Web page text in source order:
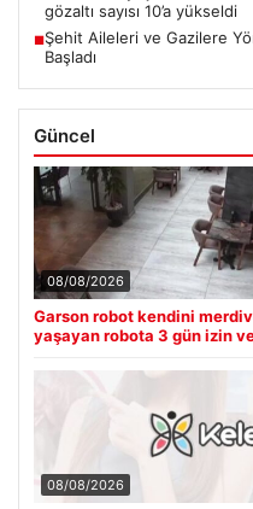
gözaltı sayısı 10’a yükseldi
■Şehit Aileleri ve Gazilere
Başladı
Güncel
08/08/2026
Garson robot kendini
yaşayan robota 3 gün izin
08/08/2026